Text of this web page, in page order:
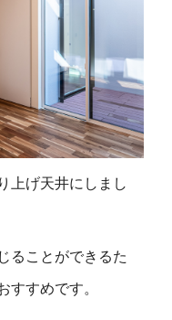
上げ天井にしまし
ることができるた
すすめです。